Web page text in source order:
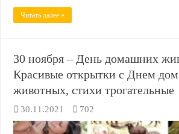
Читать далее »
30 ноября – День домашних
Красивые открытки с Днем
животных, стихи трогательные
30.11.2021 702